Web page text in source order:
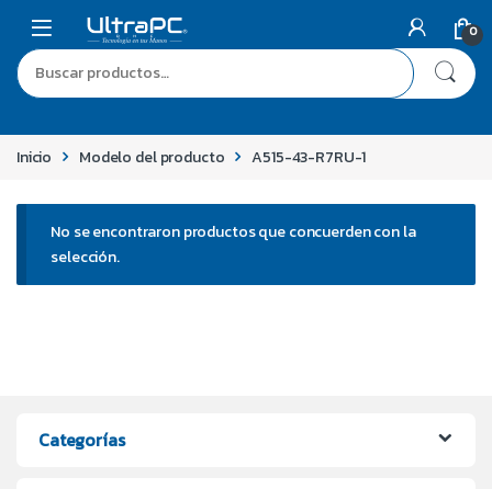
0
Inicio Modelo del producto A515-43-R7RU-1
No se encontraron productos que concuerden con la
selección.
Categorías